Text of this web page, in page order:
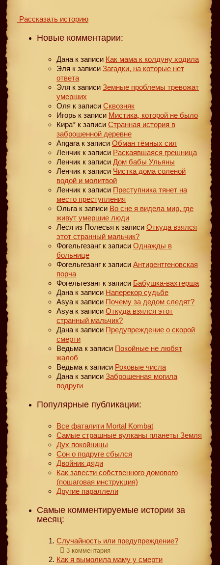
Рассказать историю
Новые комментарии:
Дана к записи Как мама к колдуну ходила
Эля к записи Загадки, на которые нет
ответа
Эля к записи Земные проблемы тревожат
умерших
Оля к записи Сквозняк
Игорь к записи Мистика, которой не было
Кира* к записи Странная история в
заброшенной деревне
Angara к записи Обман тёмных сил
Ленчик к записи Раскаявшаяся грешница
Ленчик к записи Дом бабы Ульяны
Ленчик к записи Чистка дома соленой
водой и молитвой
Ленчик к записи Преступника тянет на
место преступления
Ольга к записи Во сне я видела мир, где
живут умершие люди
Леся из Полесья к записи Откуда взялся
этот странный мальчик?
Фогельгезанг к записи Однажды в
больнице
Фогельгезанг к записи Антирентгеновская
порча
Фогельгезанг к записи Бабушка-вахтерша
Дана к записи Наперекор судьбе
Asya к записи Почему за дедом следят?
Asya к записи Откуда взялся этот
странный мальчик?
Дана к записи Предупреждение о скорой
смерти
Ведьма к записи Покойные не любят
жалоб
Ведьма к записи Роковые числа
Дана к записи Заброшенная могила
подруги
Популярные публикации:
Все фаталити Mortal Kombat
Самые страшные вулканы планеты Земля
Дух покойницы
Сон о подруге сбылся
Двойник дяди
Как завести собственного домового
(пошаговая инструкция)
Другие параллели
Самые комментируемые истории за
месяц:
Случайность или предупреждение?
3 комментария
Как я вымолила маму у смерти